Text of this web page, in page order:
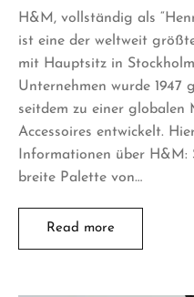
H&M, vollständig als
ist eine der weltweit
mit Hauptsitz in
Unternehmen wurde 1947
seitdem zu einer globalen
Accessoires entwickelt.
Informationen über
breite Palette von…
Read more